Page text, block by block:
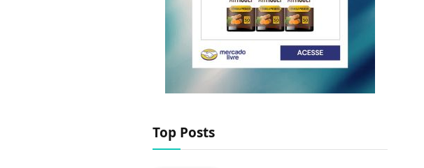
Top Posts